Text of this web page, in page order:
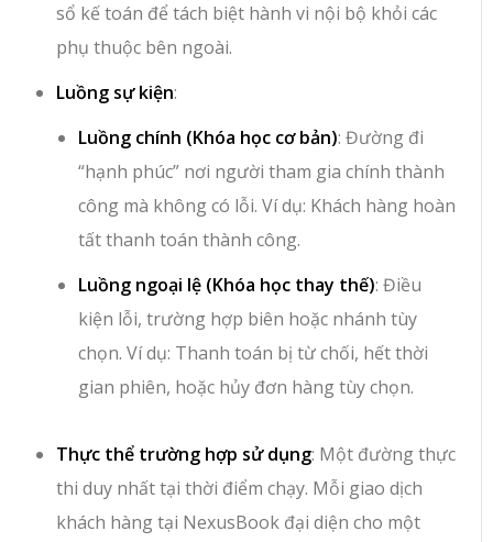
sổ kế toán để tách biệt hành vi nội bộ khỏi các
phụ thuộc bên ngoài.
Luồng sự kiện:
Luồng chính (Khóa học cơ bản): Đường đi
“hạnh phúc” nơi người tham gia chính thành
công mà không có lỗi. Ví dụ: Khách hàng hoàn
tất thanh toán thành công.
Luồng ngoại lệ (Khóa học thay thế): Điều
kiện lỗi, trường hợp biên hoặc nhánh tùy
chọn. Ví dụ: Thanh toán bị từ chối, hết thời
gian phiên, hoặc hủy đơn hàng tùy chọn.
Thực thể trường hợp sử dụng: Một đường thực
thi duy nhất tại thời điểm chạy. Mỗi giao dịch
khách hàng tại NexusBook đại diện cho một